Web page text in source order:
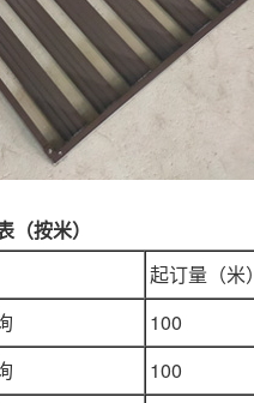
（按米）
起订量（米）
100
100